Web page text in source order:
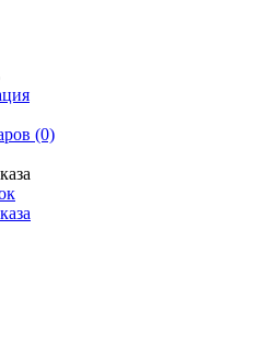
(0)